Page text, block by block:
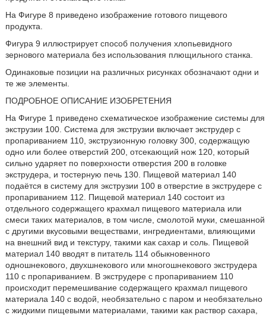
На Фигуре 8 приведено изображение готового пищевого
продукта.
Фигура 9 иллюстрирует способ получения хлопьевидного
зернового материала без использования плющильного станка.
Одинаковые позиции на различных рисунках обозначают одни и
те же элементы.
ПОДРОБНОЕ ОПИСАНИЕ ИЗОБРЕТЕНИЯ
На Фигуре 1 приведено схематическое изображение системы для
экструзии 100. Система для экструзии включает экструдер с
пропариванием 110, экструзионную головку 300, содержащую
одно или более отверстий 200, отсекающий нож 120, который
сильно ударяет по поверхности отверстия 200 в головке
экструдера, и тостерную печь 130. Пищевой материал 140
подаётся в систему для экструзии 100 в отверстие в экструдере с
пропариванием 112. Пищевой материал 140 состоит из
отдельного содержащего крахмал пищевого материала или
смеси таких материалов, в том числе, смолотой муки, смешанной
с другими вкусовыми веществами, ингредиентами, влияющими
на внешний вид и текстуру, такими как сахар и соль. Пищевой
материал 140 вводят в питатель 114 обыкновенного
одношнекового, двухшнекового или многошнекового экструдера
110 с пропариванием. В экструдере с пропариванием 110
происходит перемешивание содержащего крахмал пищевого
материала 140 с водой, необязательно с паром и необязательно
с жидкими пищевыми материалами, такими как раствор сахара,